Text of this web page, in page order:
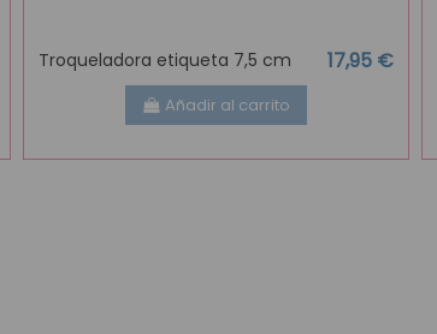
Troqueladora etiqueta 7,5 cm 17,95 €
Añadir al carrito